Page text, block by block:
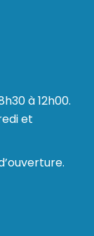
à 12h00.
et